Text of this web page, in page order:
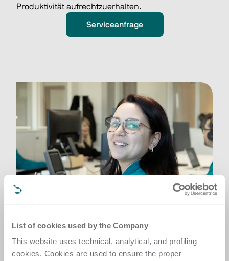
List of cookies used by the Company
This website uses technical, analytical, and profiling
cookies. Cookies are used to ensure the proper
Produktivität aufrechtzuerhalten.
Serviceanfrage